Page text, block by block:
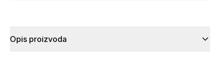
Opis proizvoda